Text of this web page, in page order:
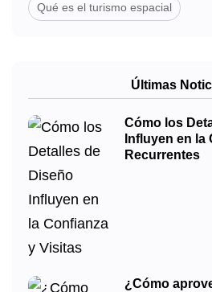
Qué es el turismo espacial
Últimas
Cómo los
Influyen en la
Recurrentes
¿Cómo